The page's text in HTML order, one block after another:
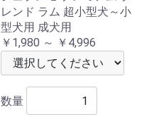
レンド ラム 超小型犬～小
型犬用 成犬用
￥1,980 ～ ￥4,996
数量